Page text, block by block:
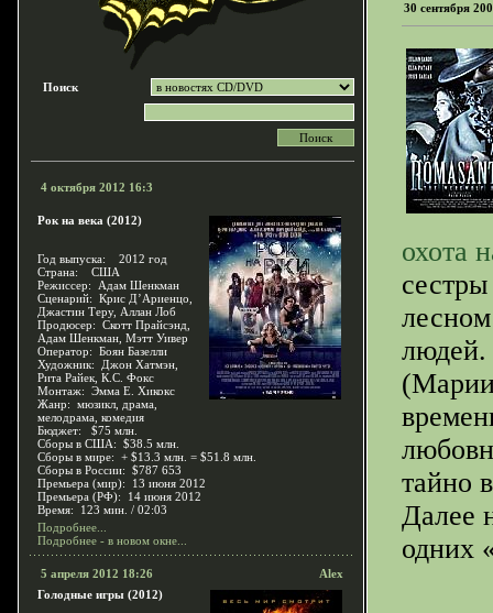
Поиск
4 октября 2012 16:3
Рок на века (2012)
Год выпуска: 2012 год
Страна: США
Режиссер: Адам Шенкман
Сценарий: Крис Д’Ариенцо,
Джастин Теру, Аллан Лоб
Продюсер: Скотт Прайсэнд,
Адам Шенкман, Мэтт Уивер
Оператор: Боян Базелли
Художник: Джон Хатмэн,
Рита Райек, К.С. Фокс
Монтаж: Эмма Е. Хикокс
Жанр: мюзикл, драма,
мелодрама, комедия
Бюджет: $75 млн.
Сборы в США: $38.5 млн.
Сборы в мире: + $13.3 млн. = $51.8 млн.
Сборы в России: $787 653
Премьера (мир): 13 июня 2012
Премьера (РФ): 14 июня 2012
Время: 123 мин. / 02:03
Подробнее...
Подробнее - в новом окне...
5 апреля 2012 18:26
Alex
Голодные игры (2012)
30 сентября
охота
тайно
Далее
одних